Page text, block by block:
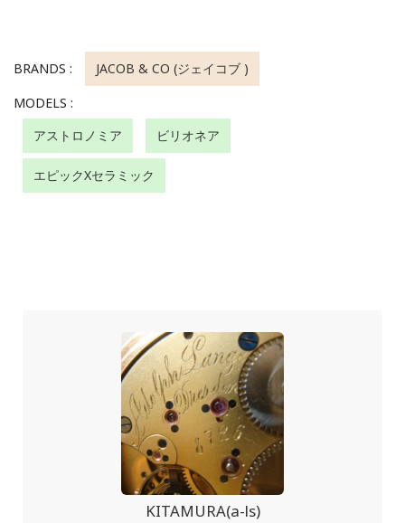
BRANDS :
JACOB & CO (ジェイコブ )
MODELS :
アストロノミア
ビリオネア
エピックXセラミック
KITAMURA(a-ls)